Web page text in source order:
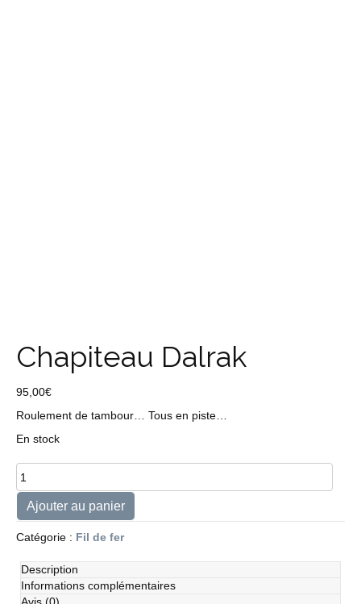
Chapiteau Dalrak
95,00€
Roulement de tambour… Tous en piste…
En stock
quantité
de
Chapiteau
Dalrak
Ajouter au panier
Catégorie : Fil de fer
Description
Informations complémentaires